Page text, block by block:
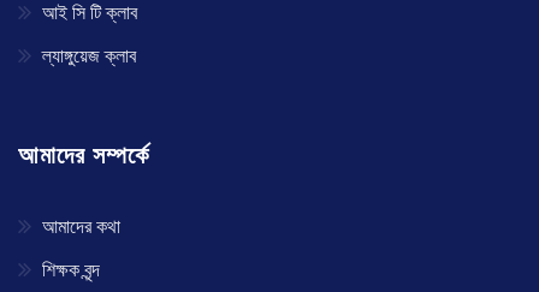
আই সি টি ক্লাব
ল্যাঙ্গুয়েজ ক্লাব
আমাদের সম্পর্কে
আমাদের কথা
শিক্ষক বৃন্দ